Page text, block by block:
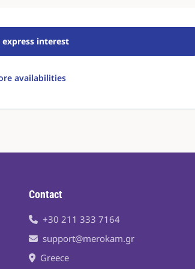
interest
availabilities
Contact
+30 211 333 7164
support@merokam.gr
Greece